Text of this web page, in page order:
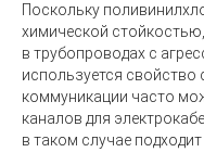
Поскольку
химической
в трубопроводах с
используется свойство
коммуникации часто
каналов для
в таком случае